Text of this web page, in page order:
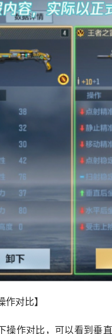
作对比】
操作对比，可以看到垂